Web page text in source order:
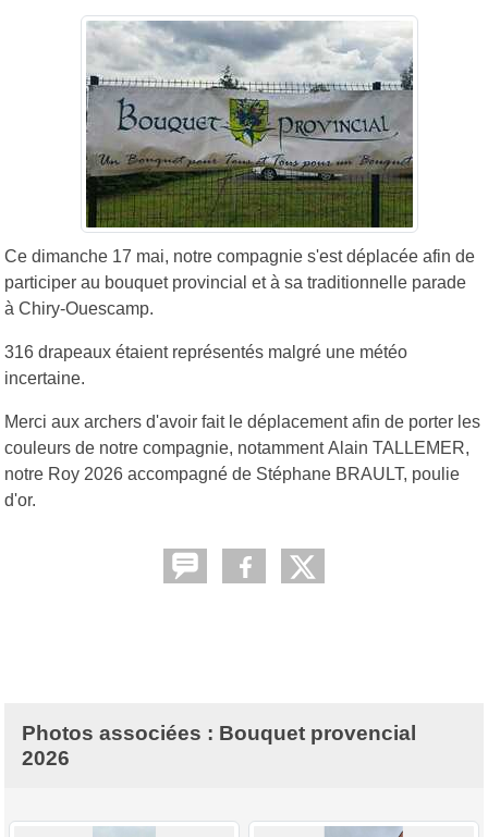
Ce dimanche 17 mai, notre compagnie s'est déplacée afin de
participer au bouquet provincial et à sa traditionnelle parade
à Chiry-Ouescamp.
316 drapeaux étaient représentés malgré une météo
incertaine.
Merci aux archers d'avoir fait le déplacement afin de porter les
couleurs de notre compagnie, notamment Alain TALLEMER,
notre Roy 2026 accompagné de Stéphane BRAULT, poulie
d'or.
Photos associées : Bouquet provencial
2026